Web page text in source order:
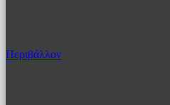
Περιβάλλον